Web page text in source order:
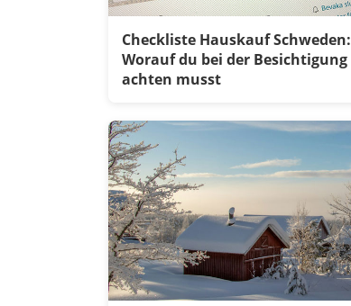
Checkliste Hauskauf Schweden:
Worauf du bei der Besichtigung
achten musst